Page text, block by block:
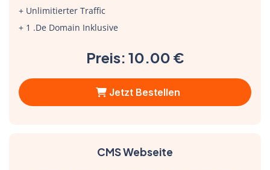
+ Unlimitierter Traffic
+ 1 .de Domain Inklusive
Preis: 10.00 €
Jetzt Bestellen
CMS Webseite